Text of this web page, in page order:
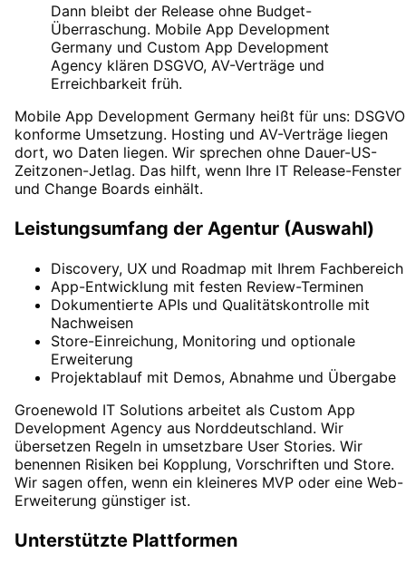
Dann bleibt der Release ohne Budget-
Überraschung. Mobile App Development
Germany und Custom App Development
Agency klären DSGVO, AV-Verträge und
Erreichbarkeit früh.
Mobile App Development Germany heißt für uns:
konforme Umsetzung. Hosting und AV-Verträge liegen
dort, wo Daten liegen. Wir sprechen ohne Dauer-US-
Zeitzonen-Jetlag. Das hilft, wenn Ihre IT Release-Fenster
und Change Boards einhält.
Leistungsumfang der Agentur (Auswahl)
Discovery, UX und Roadmap mit Ihrem Fachbereich
App-Entwicklung mit festen Review-Terminen
Dokumentierte APIs und Qualitätskontrolle mit
Nachweisen
Store-Einreichung, Monitoring und optionale
Erweiterung
Projektablauf mit Demos, Abnahme und Übergabe
Groenewold IT Solutions arbeitet als Custom App
Development Agency aus Norddeutschland. Wir
übersetzen Regeln in umsetzbare User Stories. Wir
benennen Risiken bei Kopplung, Vorschriften und Store.
Wir sagen offen, wenn ein kleineres MVP oder eine Web-
Erweiterung günstiger ist.
Unterstützte Plattformen